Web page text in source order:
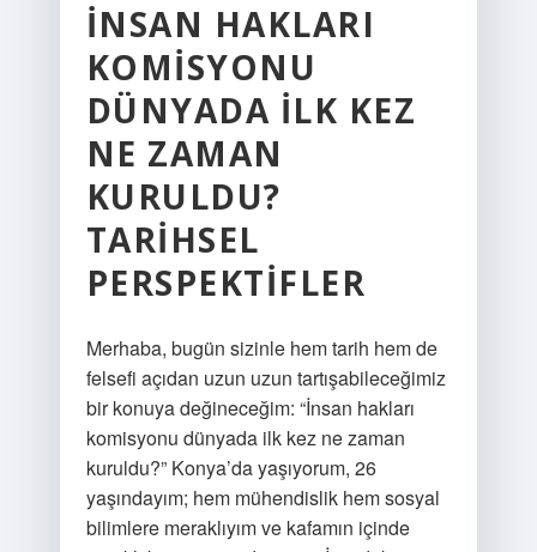
İNSAN HAKLARI
KOMISYONU
DÜNYADA İLK KEZ
NE ZAMAN
KURULDU?
TARIHSEL
PERSPEKTIFLER
Merhaba, bugün sizinle hem tarih hem de
felsefi açıdan uzun uzun tartışabileceğimiz
bir konuya değineceğim: “İnsan hakları
komisyonu dünyada ilk kez ne zaman
kuruldu?” Konya’da yaşıyorum, 26
yaşındayım; hem mühendislik hem sosyal
bilimlere meraklıyım ve kafamın içinde